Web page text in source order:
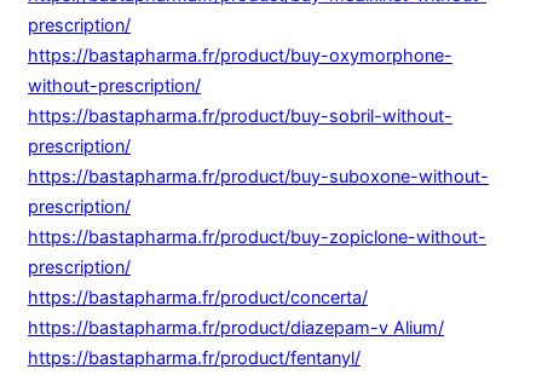
prescription/
https://bastapharma.fr/product/buy-oxymorphone-
without-prescription/
https://bastapharma.fr/product/buy-sobril-without-
prescription/
https://bastapharma.fr/product/buy-suboxone-without-
prescription/
https://bastapharma.fr/product/buy-zopiclone-without-
prescription/
https://bastapharma.fr/product/concerta/
https://bastapharma.fr/product/diazepam-v Alium/
https://bastapharma.fr/product/fentanyl/